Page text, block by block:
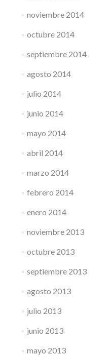
noviembre 2014
octubre 2014
septiembre 2014
agosto 2014
julio 2014
junio 2014
mayo 2014
abril 2014
marzo 2014
febrero 2014
enero 2014
noviembre 2013
octubre 2013
septiembre 2013
agosto 2013
julio 2013
junio 2013
mayo 2013